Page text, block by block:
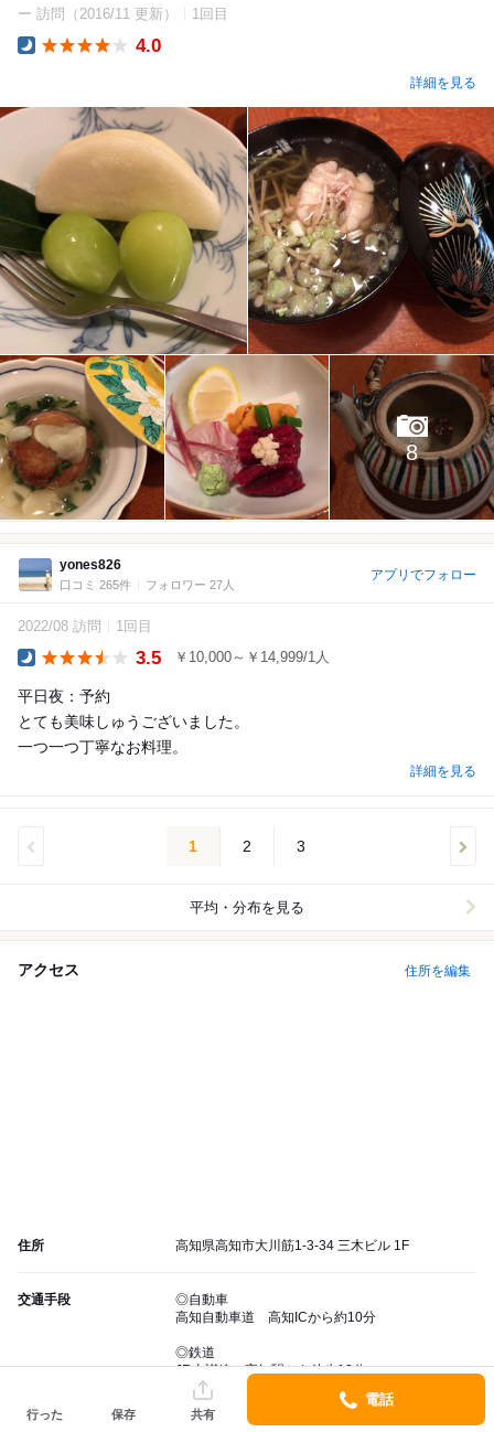
ー 訪問 （2016/11 更新） 1回目
4.0
詳細を見る
8
yones826
口コミ 265件 フォロワー 27人
アプリでフォロー
2022/08 訪問 1回目
3.5 ￥10,000～￥14,999/1人
平日夜：予約
とても美味しゅうございました。
一つ一つ丁寧なお料理。
詳細を見る
1 2 3
平均・分布を見る
アクセス 住所を編集
住所 高知県高知市大川筋1-3-34 三木ビル 1F
交通手段
◎自動車
高知自動車道 高知ICから約10分
◎鉄道
JR土讃線 高知駅から徒歩10分
土佐電気鉄道桟橋線 高知橋駅から徒歩5分
高知橋駅から350m
行った 保存 共有
電話